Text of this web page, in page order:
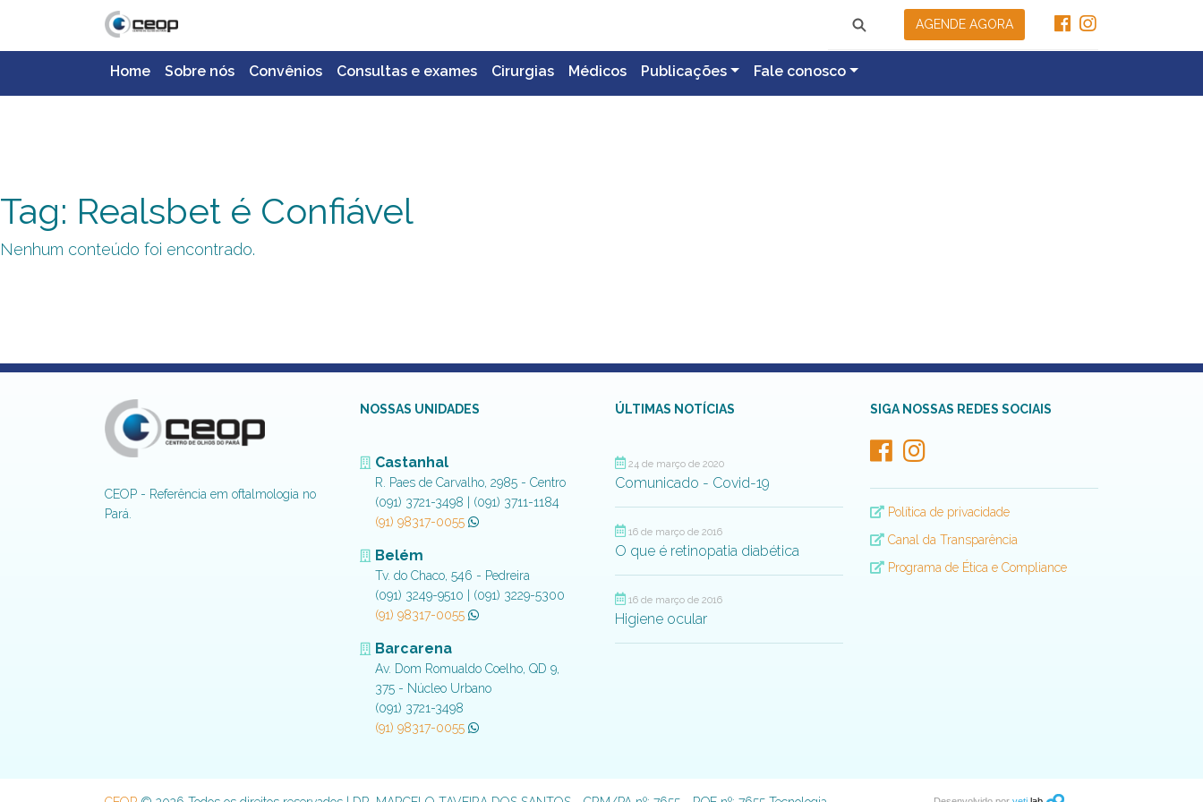
AGENDE AGORA
Home Sobre nós Convênios Consultas e exames Cirurgias Médicos Publicações Fale conosco
Tag: Realsbet é Confiável
Nenhum conteúdo foi encontrado.
CEOP - Referência em oftalmologia no
Pará.
NOSSAS UNIDADES
Castanhal
R. Paes de Carvalho, 2985 - Centro
(091) 3721-3498 | (091) 3711-1184
(91) 98317-0055
Belém
Tv. do Chaco, 546 - Pedreira
(091) 3249-9510 | (091) 3229-5300
(91) 98317-0055
Barcarena
Av. Dom Romualdo Coelho, QD 9,
375 - Núcleo Urbano
(091) 3721-3498
(91) 98317-0055
ÚLTIMAS NOTÍCIAS
24 de março de 2020
Comunicado - Covid-19
16 de março de 2016
O que é retinopatia diabética
16 de março de 2016
Higiene ocular
SIGA NOSSAS REDES SOCIAIS
Política de privacidade
Canal da Transparência
Programa de Ética e Compliance